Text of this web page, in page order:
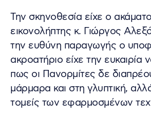
Την σκηνοθεσία είχε ο
εικονολήπτης κ. Γιώργος
την ευθύνη παραγωγής ο
ακροατήριο είχε την ευκαιρία
πως οι Πανορμίτες δε
μάρμαρα και στη γλυπτική,
τομείς των εφαρμοσμένων